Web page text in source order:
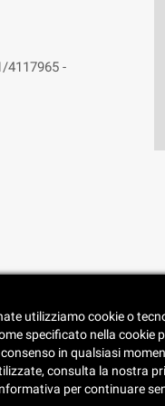
4117965 -
•
•
•
utilizziamo cookie o
specificato nella cookie
in qualsiasi
consulta la nostra
per continuare